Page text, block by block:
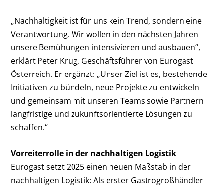
„Nachhaltigkeit ist für uns kein Trend, sondern eine
Verantwortung. Wir wollen in den nächsten Jahren
unsere Bemühungen intensivieren und ausbauen“,
erklärt Peter Krug, Geschäftsführer von Eurogast
Österreich. Er ergänzt: „Unser Ziel ist es, bestehende
Initiativen zu bündeln, neue Projekte zu entwickeln
und gemeinsam mit unseren Teams sowie Partnern
langfristige und zukunftsorientierte Lösungen zu
schaffen.“
Vorreiterrolle in der nachhaltigen Logistik
Eurogast setzt 2025 einen neuen Maßstab in der
nachhaltigen Logistik: Als erster Gastrogroßhändler